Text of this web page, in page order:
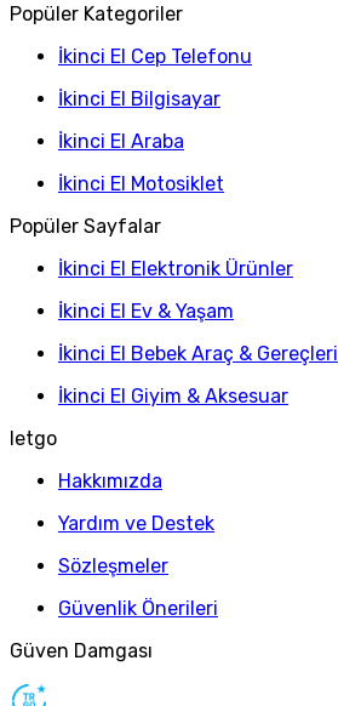
Popüler Kategoriler
İkinci El Cep Telefonu
İkinci El Bilgisayar
İkinci El Araba
İkinci El Motosiklet
Popüler Sayfalar
İkinci El Elektronik Ürünler
İkinci El Ev & Yaşam
İkinci El Bebek Araç & Gereçleri
İkinci El Giyim & Aksesuar
letgo
Hakkımızda
Yardım ve Destek
Sözleşmeler
Güvenlik Önerileri
Güven Damgası